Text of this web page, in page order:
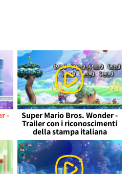
- Super Mario Bros. Wonder -
Trailer con i riconoscimenti
della stampa italiana